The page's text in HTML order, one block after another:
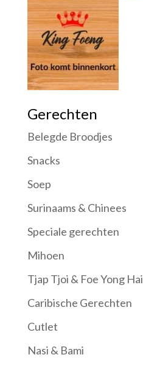
Gerechten
Belegde Broodjes
Snacks
Soep
Surinaams & Chinees
Speciale gerechten
Mihoen
Tjap Tjoi & Foe Yong Hai
Caribische Gerechten
Cutlet
Nasi & Bami